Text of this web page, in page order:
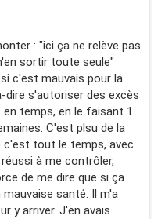
: "ici ça ne relève pas
sortir toute seule"
c'est mauvais pour la
s'autoriser des excès
temps, en le faisant 1
C'est plsu de la
c'est tout le temps, avec
à me contrôler,
de me dire que si ça
santé. Il m'a
y arriver. J'en avais